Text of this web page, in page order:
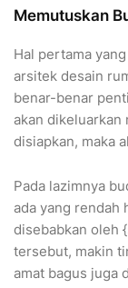
Memutuskan
Hal pertama
arsitek desain
benar-benar
akan dikeluarkan
disiapkan, maka
Pada lazimnya
ada yang rendah
disebabkan oleh
tersebut, makin
amat bagus juga